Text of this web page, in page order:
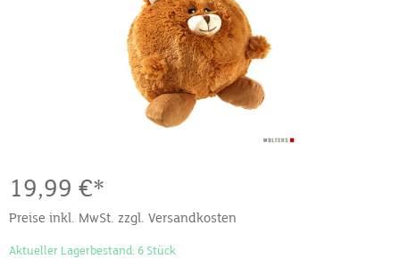
19,99 €*
Preise inkl. MwSt. zzgl. Versandkosten
Aktueller Lagerbestand: 6 Stück